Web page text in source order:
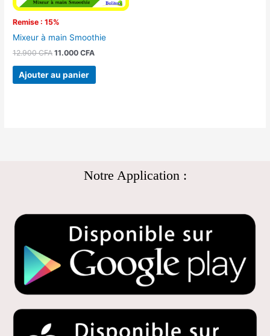
Remise : 15%
Mixeur à main Smoothie
12.900CFA 11.000CFA
Ajouter au panier
Notre Application :